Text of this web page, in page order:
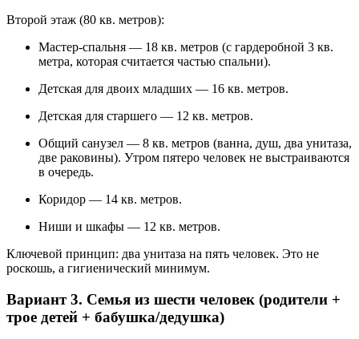
Второй этаж (80 кв. метров):
Мастер-спальня — 18 кв. метров (с гардеробной 3 кв.
метра, которая считается частью спальни).
Детская для двоих младших — 16 кв. метров.
Детская для старшего — 12 кв. метров.
Общий санузел — 8 кв. метров (ванна, душ, два унитаза,
две раковины). Утром пятеро человек не выстраиваются
в очередь.
Коридор — 14 кв. метров.
Ниши и шкафы — 12 кв. метров.
Ключевой принцип: два унитаза на пять человек. Это не
роскошь, а гигиенический минимум.
Вариант 3. Семья из шести человек (родители +
трое детей + бабушка/дедушка)